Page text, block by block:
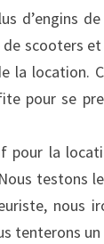
d’engins
de scooters
la location.
pour se
pour la
nous
tenterons